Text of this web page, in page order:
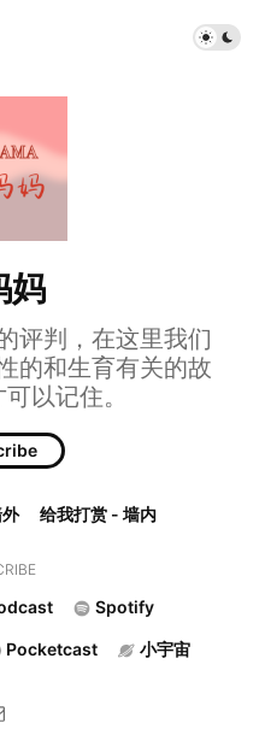
妈
评判，在这里我们
的和生育有关的故
以记住。
给我打赏 - 墙内
Spotify
Pocketcast 小宇宙